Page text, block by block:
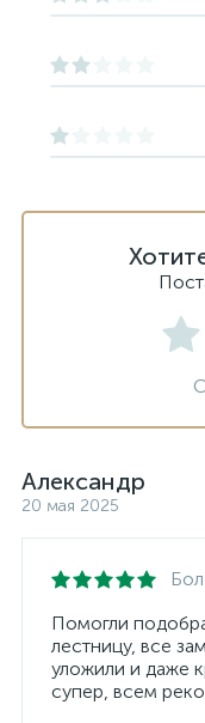
Александр
20 мая 2025
Помогли
лестницу, все
уложили и даже
супер, всем